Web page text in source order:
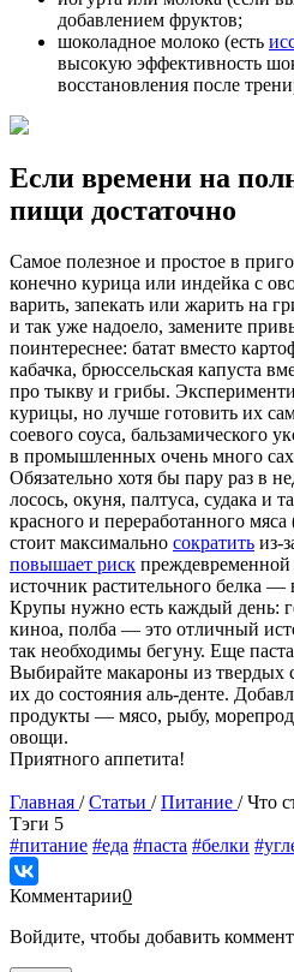
добавлением фруктов;
шоколадное молоко (есть
высокую эффективность
восстановления после
Если времени на
пищи достаточно
Самое полезное и простое в
конечно курица или индейка с
варить, запекать или жарить на
и так уже надоело, замените
поинтереснее: батат вместо
кабачка, брюссельская капуста
про тыкву и грибы.
курицы, но лучше готовить их
соевого соуса, бальзамического
в промышленных очень много
Обязательно хотя бы пару раз в
лосось, окуня, палтуса, судака и
красного и переработанного
стоит максимально сократить из-
повышает риск
источник растительного белка
Крупы нужно есть каждый день:
киноа, полба — это отличный
так необходимы бегуну. Еще
Выбирайте макароны из твердых
их до состояния аль-денте.
продукты — мясо, рыбу,
овощи.
Приятного аппетита!
Главная /Статьи /Питание /Что
Tэги 5
#питание #еда #паста #белки
Комментарии0
Войдите, чтобы добавить